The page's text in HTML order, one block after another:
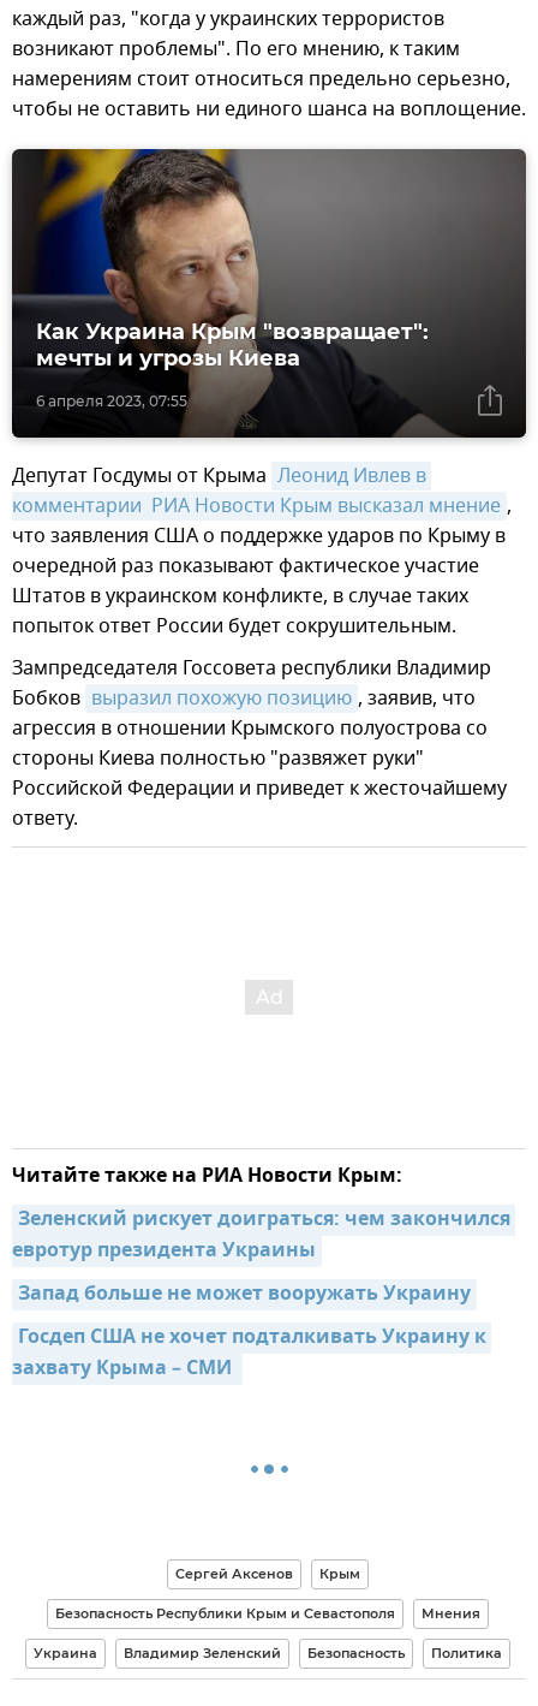
каждый раз, "когда у украинских террористов
возникают проблемы". По его мнению, к таким
намерениям стоит относиться предельно серьезно,
чтобы не оставить ни единого шанса на воплощение.
6 апреля 2023, 07:55
Как Украина Крым "возвращает":
мечты и угрозы Киева
Депутат Госдумы от Крыма Леонид Ивлев в
комментарии  РИА Новости Крым высказал мнение ,
что заявления США о поддержке ударов по Крыму в
очередной раз показывают фактическое участие
Штатов в украинском конфликте, в случае таких
попыток ответ России будет сокрушительным.
Зампредседателя Госсовета республики Владимир
Бобков выразил похожую позицию , заявив, что
агрессия в отношении Крымского полуострова со
стороны Киева полностью "развяжет руки"
Российской Федерации и приведет к жесточайшему
ответу.
Читайте также на РИА Новости Крым:
Зеленский рискует доиграться: чем закончился
евротур президента Украины
Запад больше не может вооружать Украину
Госдеп США не хочет подталкивать Украину к
захвату Крыма – СМИ
Сергей Аксенов Крым
Безопасность Республики Крым и Севастополя Мнения
Украина Владимир Зеленский Безопасность Политика